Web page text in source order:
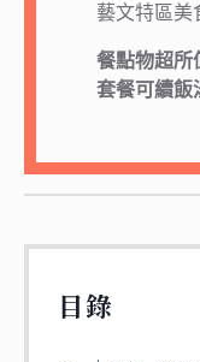
藝文特區美
餐點物超所
套餐可續飯
目錄